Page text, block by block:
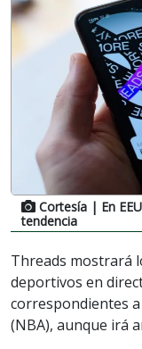
Cortesía | En
tendencia
Threads mostrará
deportivos en
correspondientes
(NBA), aunque irá